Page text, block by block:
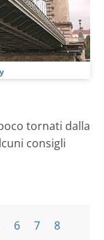
tornati dalla
consigli
6 7
8